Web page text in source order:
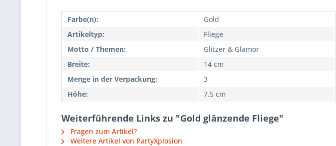
Farbe(n):
Gold
Artikeltyp:
Fliege
Motto / Themen:
Glitzer & Glamor
Breite:
14 cm
Menge in der Verpackung:
3
Höhe:
7.5 cm
Weiterführende Links zu "Gold glänzende Fliege"
Fragen zum Artikel?
Weitere Artikel von PartyXplosion